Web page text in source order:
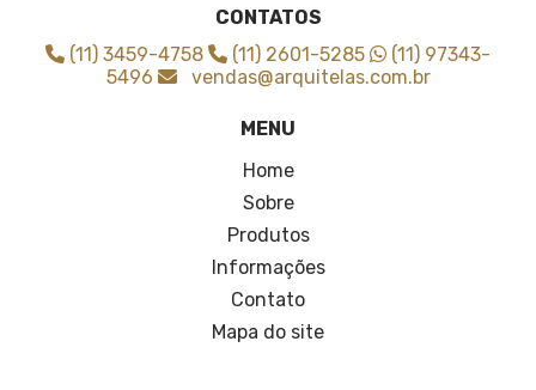
Tela para sombreamento de horta
Tela sombrite 3x3
Tela sombrite 4x30
Tela sombrite 80 para horta
CONTATOS
(11) 3459-4758
(11) 2601-5285
(11) 97343-
5496
vendas@arquitelas.com.br
MENU
Home
Sobre
Produtos
Informações
Contato
Mapa do site